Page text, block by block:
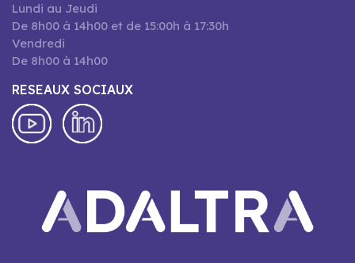
Lundi au Jeudi
De 8h00 à 14h00 et de 15:00h à 17:30h
Vendredi
De 8h00 à 14h00
RESEAUX SOCIAUX